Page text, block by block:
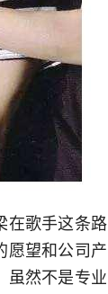
在歌手这条路
愿望和公司产
虽然不是专业